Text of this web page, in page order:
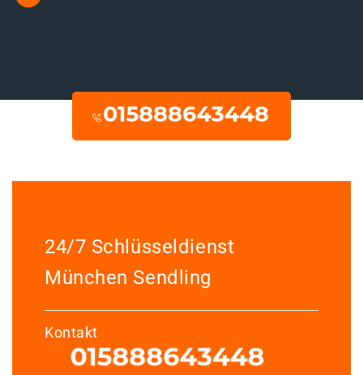
24/7 Schlüsseldienst
München Sendling
Kontakt